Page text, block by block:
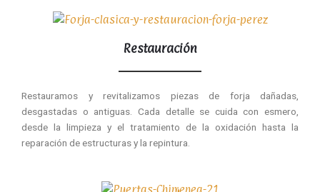
Restauración
Restauramos y revitalizamos piezas de forja dañadas,
desgastadas o antiguas. Cada detalle se cuida con esmero,
desde la limpieza y el tratamiento de la oxidación hasta la
reparación de estructuras y la repintura.